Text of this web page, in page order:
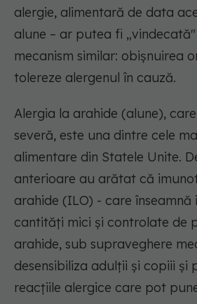
alergie, alimentară de data
alune – ar putea fi
mecanism similar: obișnuirea
tolereze alergenul în cauză.
Alergia la arahide (alune),
severă, este una dintre cele
alimentare din Statele Unite.
anterioare au arătat că
arahide (ILO) - care
cantități mici și controlate de
arahide, sub supraveghere
desensibiliza adulții și copiii și
reacțiile alergice care pot